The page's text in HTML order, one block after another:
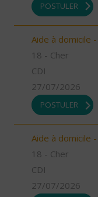
POSTULER
Aide à domicile
18 - Cher
CDI
27/07/2026
POSTULER
Aide à domicile
18 - Cher
CDI
27/07/2026